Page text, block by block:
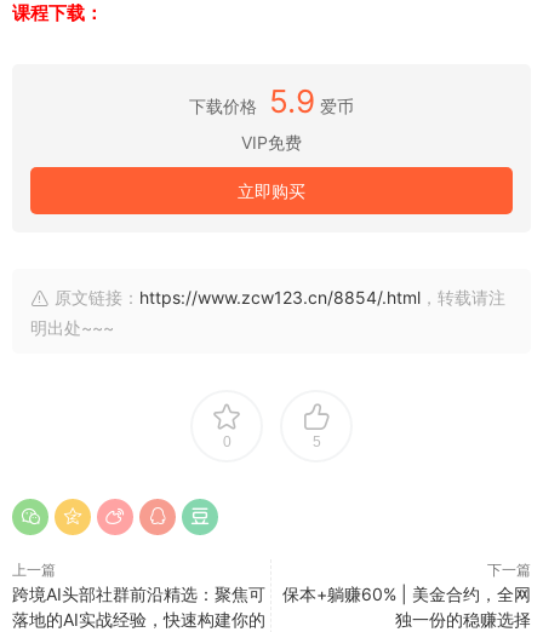
课程下载：
下载价格 5.9 爱币
VIP免费
立即购买
原文链接： https://www.zcw123.cn/8854/.html ，转载请注
明出处~~~
0 5
上一篇
跨境AI头部社群前沿精选：聚焦可
落地的AI实战经验，快速构建你的
下一篇
保本+躺赚60% | 美金合约，全网
独一份的稳赚选择